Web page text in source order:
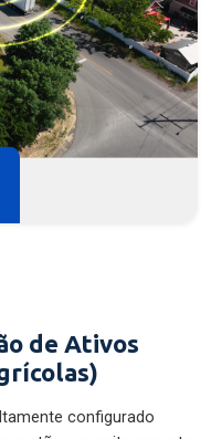
de Ativos
configurado